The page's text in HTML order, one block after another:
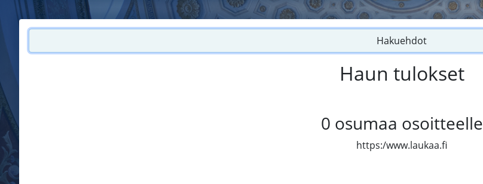
Hakuehdot
Haun tulokset
0 osumaa osoitteelle
https:/www.laukaa.fi